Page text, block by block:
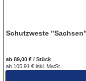
Schutzweste
ab 89,00 € / Stück
ab 105,91 € inkl. MwSt.